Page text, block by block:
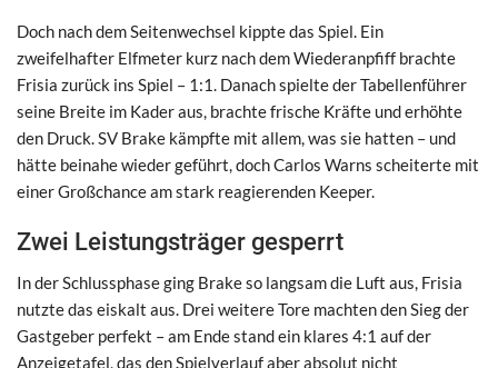
Doch nach dem Seitenwechsel kippte das Spiel. Ein
zweifelhafter Elfmeter kurz nach dem Wiederanpfiff brachte
Frisia zurück ins Spiel – 1:1. Danach spielte der Tabellenführer
seine Breite im Kader aus, brachte frische Kräfte und erhöhte
den Druck. SV Brake kämpfte mit allem, was sie hatten – und
hätte beinahe wieder geführt, doch Carlos Warns scheiterte mit
einer Großchance am stark reagierenden Keeper.
Zwei Leistungsträger gesperrt
In der Schlussphase ging Brake so langsam die Luft aus, Frisia
nutzte das eiskalt aus. Drei weitere Tore machten den Sieg der
Gastgeber perfekt – am Ende stand ein klares 4:1 auf der
Anzeigetafel, das den Spielverlauf aber absolut nicht